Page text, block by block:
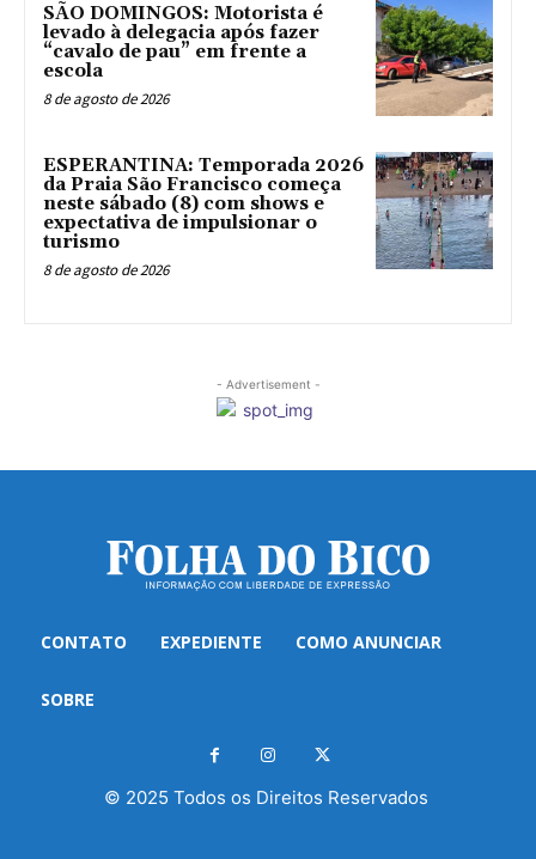
SÃO DOMINGOS: Motorista é
levado à delegacia após fazer
“cavalo de pau” em frente a
escola
8 de agosto de 2026
ESPERANTINA: Temporada 2026
da Praia São Francisco começa
neste sábado (8) com shows e
expectativa de impulsionar o
turismo
8 de agosto de 2026
- Advertisement -
CONTATO EXPEDIENTE COMO ANUNCIAR
SOBRE
© 2025 Todos os Direitos Reservados